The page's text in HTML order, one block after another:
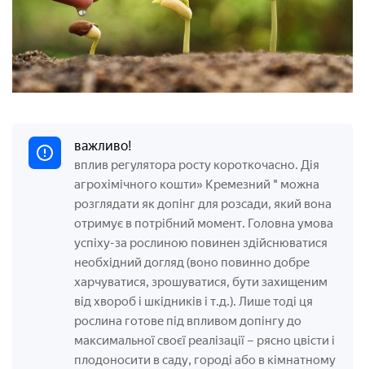
важливо!
вплив регулятора росту короткочасно. Дія
агрохімічного кошти» Кремезний " можна
розглядати як допінг для розсади, який вона
отримує в потрібний момент. Головна умова
успіху-за рослиною повинен здійснюватися
необхідний догляд (воно повинно добре
харчуватися, зрошуватися, бути захищеним
від хвороб і шкідників і т.д.). Лише тоді ця
рослина готове під впливом допінгу до
максимальної своєї реалізації – рясно цвісти і
плодоносити в саду, городі або в кімнатному